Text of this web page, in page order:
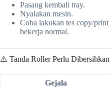
Pasang kembali tray.
Nyalakan mesin.
Coba lakukan tes copy/
bekerja normal.
⚠️ Tanda Roller Perlu Dibersihkan
Gejala